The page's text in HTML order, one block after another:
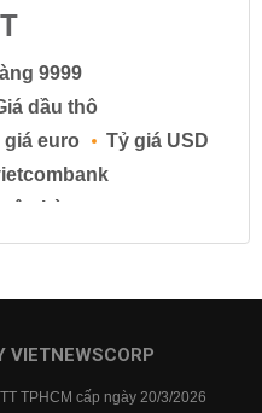
9999
dầu thô
giá euro
Tỷ giá USD
hàng
tiền gửi
TPHCM cấp ngày 20/3/2026